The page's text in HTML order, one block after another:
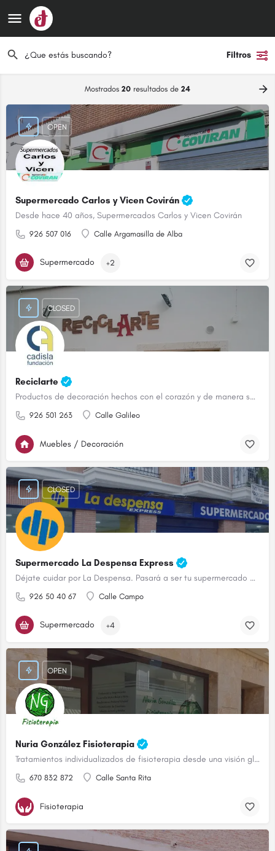
Filtros
Mostrados 20 resultados de 24
Supermercado Carlos y Vicen Covirán
Desde hace 40 años, Supermercados Carlos y Vicen Covirán
926 507 016 Calle Argamasilla de Alba
OPEN
Supermercado +2
Reciclarte
Productos de decoración hechos con el corazón y de manera sostenible.
926 501 263 Calle Galileo
CLOSED
Muebles / Decoración
Supermercado La Despensa Express
Déjate cuidar por La Despensa. Pasará a ser tu supermercado de confianza.
926 50 40 67 Calle Campo
CLOSED
Supermercado +4
Nuria González Fisioterapia
Tratamientos individualizados de fisioterapia desde una visión global
670 832 872 Calle Santa Rita
OPEN
Fisioterapia